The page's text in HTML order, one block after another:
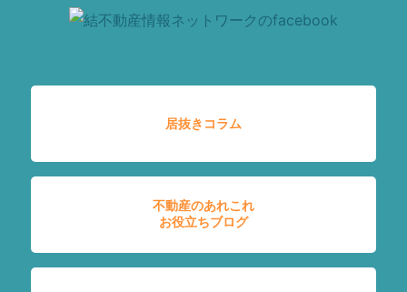
居抜きコラム
不動産のあれこれ
お役立ちブログ